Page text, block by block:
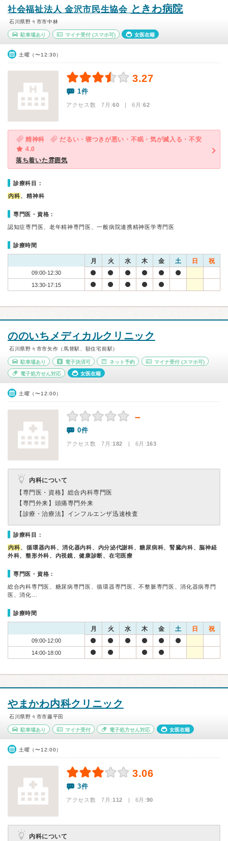
社会福祉法人 金沢市民生協会 ときわ病院
石川県野々市市中林
駐車場あり マイナ受付(スマホ可) 女医在籍
土曜（〜12:30）
3.27
1件
アクセス数 7月:60 | 6月:62
精神科
だるい・寝つきが悪い・不眠・気が滅入る・不安
4.0
落ち着いた雰囲気
診療科目：
内科、精神科
専門医・資格：
認知症専門医、老年精神専門医、一般病院連携精神医学専門医
診療時間
月 火 水 木 金 土 日 祝
09:00-12:30
13:30-17:15
ののいちメディカルクリニック
石川県野々市市矢作（馬替駅、額住宅前駅）
駐車場あり 電子決済可 ネット予約 マイナ受付 (スマホ可)
電子処方せん対応 女医在籍
土曜（〜12:00）
－
0件
アクセス数 7月:182 | 6月:163
内科について
【専門医・資格】 総合内科専門医
【専門外来】 頭痛専門外来
【診療・治療法】 インフルエンザ迅速検査
診療科目：
内科、循環器内科、消化器内科、内分泌代謝科、糖尿病科、腎臓内科、脳神経
外科、整形外科、内視鏡、健康診断、在宅医療
専門医・資格：
総合内科専門医、糖尿病専門医、循環器専門医、不整脈専門医、消化器病専門
医、消化…
診療時間
月 火 水 木 金 土 日 祝
09:00-12:00
14:00-18:00
やまかわ内科クリニック
石川県野々市市藤平田
駐車場あり マイナ受付 電子処方せん対応 女医在籍
土曜（〜12:00）
3.06
3件
アクセス数 7月:112 | 6月:90
内科について